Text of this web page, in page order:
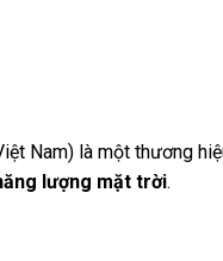
Nam) là một thương
lượng mặt trời.